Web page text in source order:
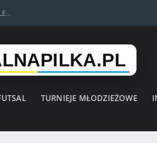
TURNIEJE MŁODZIEŻOWE